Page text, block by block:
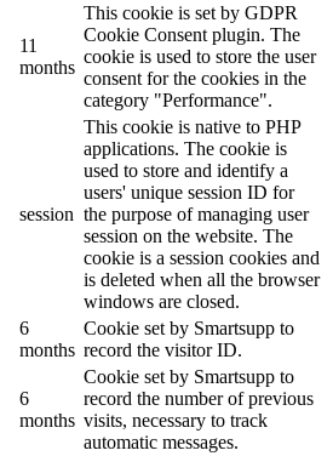
11
months
This cookie is set by GDPR
Cookie Consent plugin. The
cookie is used to store the user
consent for the cookies in the
category "Performance".
session
This cookie is native to PHP
applications. The cookie is
used to store and identify a
users' unique session ID for
the purpose of managing user
session on the website. The
cookie is a session cookies and
is deleted when all the browser
windows are closed.
6
months
Cookie set by Smartsupp to
record the visitor ID.
6
months
Cookie set by Smartsupp to
record the number of previous
visits, necessary to track
automatic messages.